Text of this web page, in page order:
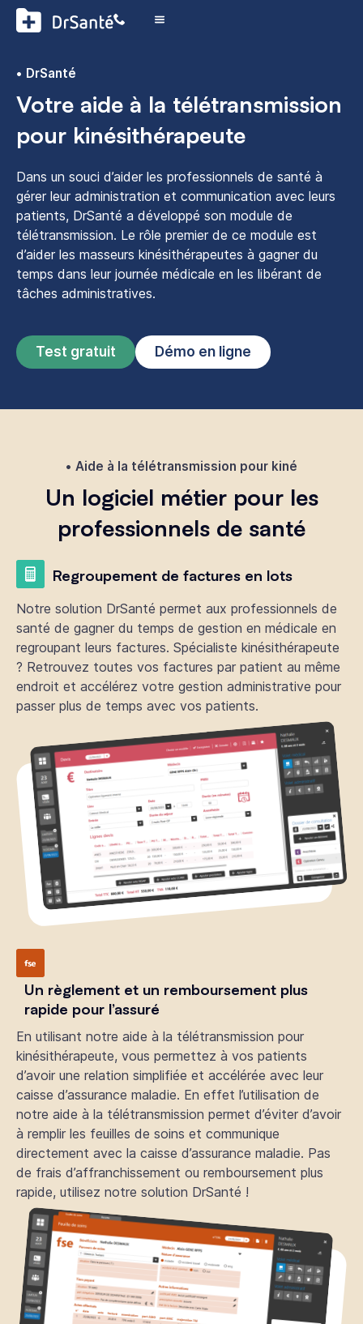
DrSanté
Votre aide à la télétransmission
pour kinésithérapeute
Dans un souci d’aider les professionnels de santé à
gérer leur administration et communication avec leurs
patients, DrSanté a développé son module de
télétransmission. Le rôle premier de ce module est
d’aider les masseurs kinésithérapeutes à gagner du
temps dans leur journée médicale en les libérant de
tâches administratives.
Test gratuit Démo en ligne
Aide à la télétransmission pour kiné
Un logiciel métier pour les
professionnels de santé
Regroupement de factures en lots
Notre solution DrSanté permet aux professionnels de
santé de gagner du temps de gestion en médicale en
regroupant leurs factures. Spécialiste kinésithérapeute
? Retrouvez toutes vos factures par patient au même
endroit et accélérez votre gestion administrative pour
passer plus de temps avec vos patients.
Un règlement et un remboursement plus
rapide pour l’assuré
En utilisant notre aide à la télétransmission pour
kinésithérapeute, vous permettez à vos patients
d’avoir une relation simplifiée et accélérée avec leur
caisse d’assurance maladie. En effet l’utilisation de
notre aide à la télétransmission permet d’éviter d’avoir
à remplir les feuilles de soins et communique
directement avec la caisse d’assurance maladie. Pas
de frais d’affranchissement ou remboursement plus
rapide, utilisez notre solution DrSanté !